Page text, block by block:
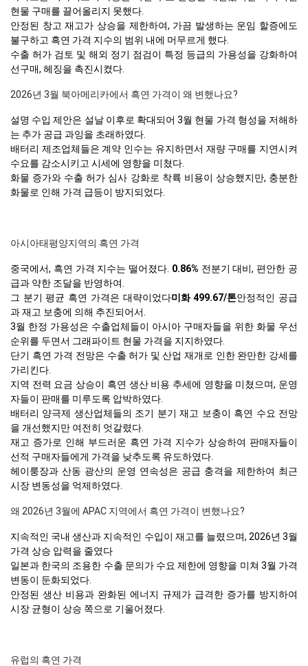
현물 구매를 끌어올리지 못했다.
안정된 창고 재고가 상승을 제한하여, 가끔 발생하는 운임 할증에도
불구하고 흑연 가격 지수의 범위 내에 머무르게 했다.
수출 허가 검토 및 해외 정기 점검이 특정 등급의 가용성을 강화하여
선구매, 헤징을 촉진시켰다.
2026년 3월 북아메리카에서 흑연 가격이 왜 변했나요?
설명 수입 제안은 설날 이후로 확대되어 3월 현물 가격 형성을 저해하
는 추가 공급 과잉을 초래하였다.
배터리 제조업체들은 계약 인수는 유지하면서 재량 구매를 지연시켜
수요를 감소시키고 시세에 영향을 미쳤다.
화물 증가와 수출 허가 심사 강화로 착륙 비용이 상승했지만, 충분한
화물로 인해 가격 급등이 방지되었다.
아시아태평양지역의 흑연 가격
중국에서, 흑연 가격 지수는 떨어졌다. 0.86% 전분기 대비, 편안한 공
급과 약한 조달을 반영하여.
그 분기 평균 흑연 가격은 대략이었다미화 499.67/톤안정적인 공급
과 재고 보충에 의해 추진되어서.
3월 한정 가용성은 수출업체들이 아시아 구매자들을 위한 화물 우선
순위를 두면서 그래파이트 현물 가격을 지지하였다.
단기 흑연 가격 전망은 수출 허가 및 산업 재개로 인한 완만한 강세를
가리킨다.
지역 전력 요금 상승이 흑연 생산 비용 추세에 영향을 미쳤으며, 운영
자들이 판매를 미루도록 압박하였다.
배터리 양극제 생산업체들의 조기 분기 재고 보충이 흑연 수요 전망
을 개선했지만 여전히 엇갈렸다.
재고 증가로 인해 부드러운 흑연 가격 지수가 상승하여 판매자들이
선적 구매자들에게 가격을 낮추도록 유도하였다.
헤이룽장과 산동 광산의 운영 연속성은 공급 충격을 제한하여 최근
시장 변동성을 억제하였다.
왜 2026년 3월에 APAC 지역에서 흑연 가격이 변했나요?
지속적인 국내 생산과 지속적인 수입이 재고를 늘렸으며, 2026년 3월
가격 상승 압력을 줄였다
일본과 한국의 조용한 수출 문의가 수요 제한에 영향을 미쳐 3월 가격
변동이 둔화되었다.
안정된 생산 비용과 완화된 에너지 규제가 급격한 증가를 방지하여
시장 균형이 상승 쪽으로 기울어졌다.
유럽의 흑연 가격